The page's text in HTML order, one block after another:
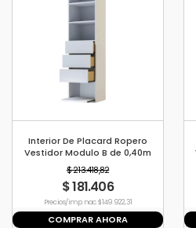
Interior De Placard Ropero
Vestidor Modulo B de 0,40m
$ 213.418,82
$ 181.406
Precio s/imp. nac. $ 149.922,31
COMPRAR AHORA